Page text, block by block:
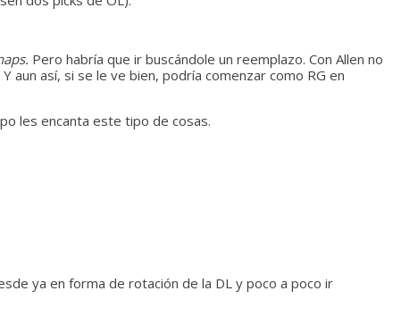
Pero habría que ir buscándole un reemplazo. Con Allen no
aun así, si se le ve bien, podría comenzar como RG en
les encanta este tipo de cosas.
ya en forma de rotación de la DL y poco a poco ir